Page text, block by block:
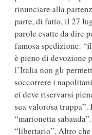
rinunciare alla
parte, di fatto, il 27
parole esatte da dire
famosa spedizione:
è pieno di devozione
l’Italia non gli
soccorrere i
ei deve riservarsi
sua valorosa
“marionetta
“libertario”. Altro